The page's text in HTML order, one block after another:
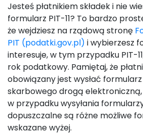
Jesteś płatnikiem składek i nie
formularz PIT-11? To bardzo
że wejdziesz na rządową stronę
PIT (podatki.gov.pl) i wybierzesz
interesuje, w tym przypadku PIT-
rok podatkowy. Pamiętaj, że
obowiązany jest wysłać formularz
skarbowego drogą
w przypadku wysyłania
dopuszczalne są różne możliwe
wskazane wyżej.